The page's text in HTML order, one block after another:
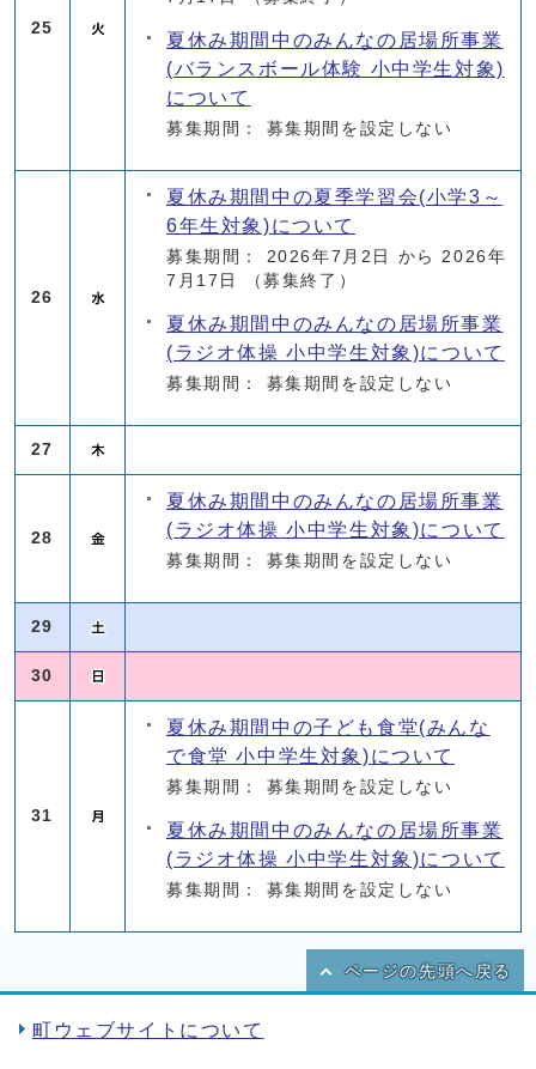
25
夏休み期間中のみんなの居場所事業
(バランスボール体験 小中学生対象)
について
募集期間： 募集期間を設定しない
26
夏休み期間中の夏季学習会(小学3～
6年生対象)について
募集期間： 2026年7月2日 から 2026年
7月17日
（募集終了）
夏休み期間中のみんなの居場所事業
(ラジオ体操 小中学生対象)について
募集期間： 募集期間を設定しない
27
28
夏休み期間中のみんなの居場所事業
(ラジオ体操 小中学生対象)について
募集期間： 募集期間を設定しない
29
30
31
夏休み期間中の子ども食堂(みんな
で食堂 小中学生対象)について
募集期間： 募集期間を設定しない
夏休み期間中のみんなの居場所事業
(ラジオ体操 小中学生対象)について
募集期間： 募集期間を設定しない
ページの先頭へ戻る
町ウェブサイトについて